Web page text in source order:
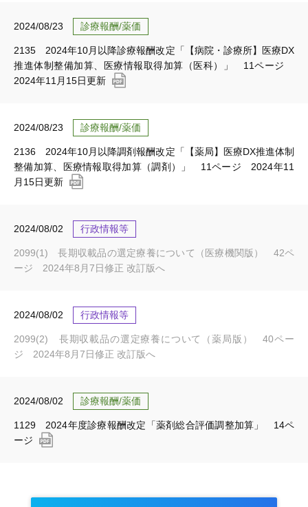
2024/08/23 診療報酬/薬価
2135 2024年10月以降診療報酬改定「【病院・診療所】医療DX
推進体制整備加算、医療情報取得加算（医科）」 11ページ
2024年11月15日更新
2024/08/23 診療報酬/薬価
2136 2024年10月以降調剤報酬改定「【薬局】医療DX推進体制
整備加算、医療情報取得加算（調剤）」 11ページ 2024年11
月15日更新
2024/08/02 行政情報等
2099(1) 長期収載品の選定療養について（医療機関版） 42ペ
ージ 2024年8月7日修正 改訂版へ
2024/08/02 行政情報等
2099(2) 長期収載品の選定療養について（薬局版） 40ペー
ジ 2024年8月7日修正 改訂版へ
2024/08/02 診療報酬/薬価
1129 2024年度診療報酬改定「薬剤総合評価調整加算」 14ペ
ージ